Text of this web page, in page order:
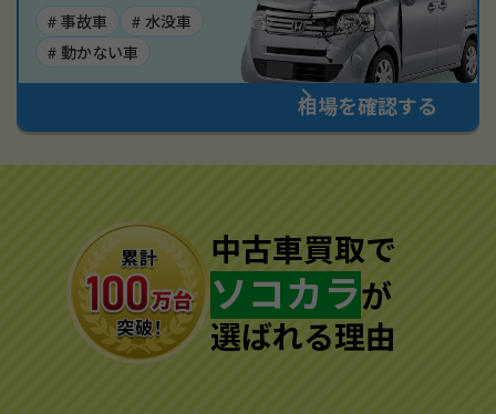
# 事故車
# 水没車
# 動かない車
相場を確認する
中古車買取で
ソコカラが
選ばれる理由